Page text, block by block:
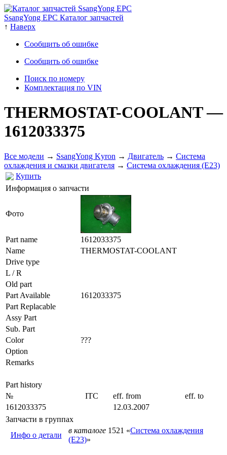
SsangYong EPC Каталог запчастей
↑ Наверх
Сообщить об ошибке
Сообщить об ошибке
Поиск по номеру
Комплектация по VIN
THERMOSTAT-COOLANT—
1612033375
Все модели → SsangYong Kyron → Двигатель → Система
охлаждения и смазки двигателя → Система охлаждения (E23)
Купить
Информация о запчасти
Фото
Part name
1612033375
Name
THERMOSTAT-COOLANT
Drive type
L / R
Old part
Part Available
1612033375
Part Replacable
Assy Part
Sub. Part
Color
???
Option
Remarks
Part history
№
ITC eff. from
eff. to
1612033375
12.03.2007
Запчасти в группах
Инфо о детали
в каталоге 1521 «Система охлаждения
(E23)»